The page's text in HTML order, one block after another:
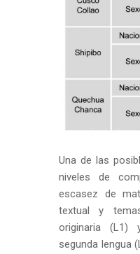
Una de las
niveles de
escasez de
textual y
originaria (L1)
segunda lengua